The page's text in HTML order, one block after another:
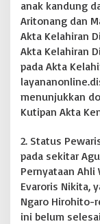
anak kandung
Aritonang dan
Akta Kelahiran
Akta Kelahiran
pada Akta
menunjukkan
Kutipan Akta
2. Status
pada sekitar
Pernyataan Ahli
Evaroris Nikita,
Ngaro Hirohito-
ini belum